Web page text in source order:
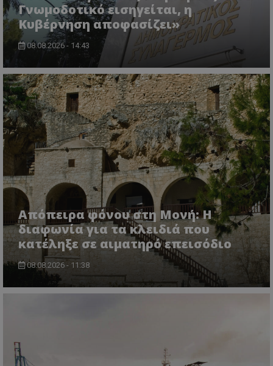
Γνωμοδοτικό εισηγείται, η
Κυβέρνηση αποφασίζει»
08.08.2026 - 14:43
Απόπειρα φόνου στη Μονή: Η
διαφωνία για τα κλειδιά που
κατέληξε σε αιματηρό επεισόδιο
08.08.2026 - 11:38
ASP.NET_SessionId
Microsoft Corporation